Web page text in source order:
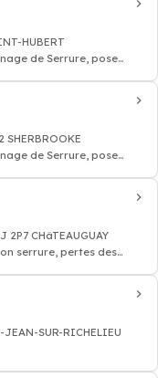
HUBERT
de Serrure, pose
de Serrure, pose
CHâTEAUGUAY
serrure, pertes des
SUR-RICHELIEU